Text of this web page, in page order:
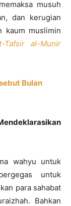
musuh
dan kerugian
kaum muslimin
Tafsir al-Munir
Bulan
wahyu untuk
untuk
para sahabat
Bahkan